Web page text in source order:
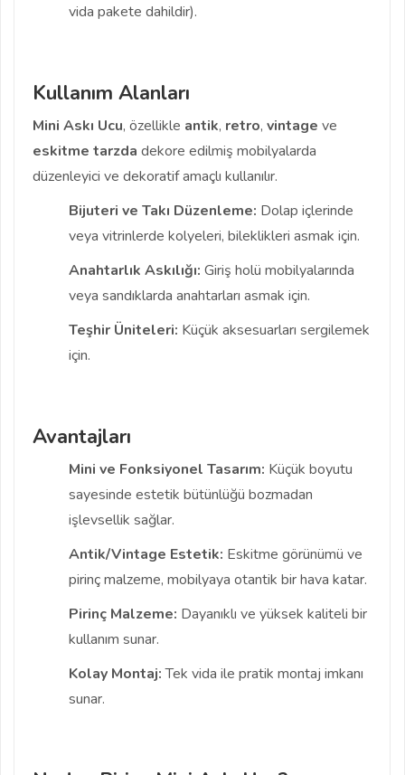
vida pakete dahildir).
Kullanım Alanları
Mini Askı Ucu, özellikle antik, retro, vintage ve
eskitme tarzda dekore edilmiş mobilyalarda
düzenleyici ve dekoratif amaçlı kullanılır.
Bijuteri ve Takı Düzenleme: Dolap içlerinde
veya vitrinlerde kolyeleri, bileklikleri asmak için.
Anahtarlık Askılığı: Giriş holü mobilyalarında
veya sandıklarda anahtarları asmak için.
Teşhir Üniteleri: Küçük aksesuarları sergilemek
için.
Avantajları
Mini ve Fonksiyonel Tasarım: Küçük boyutu
sayesinde estetik bütünlüğü bozmadan
işlevsellik sağlar.
Antik/Vintage Estetik: Eskitme görünümü ve
pirinç malzeme, mobilyaya otantik bir hava katar.
Pirinç Malzeme: Dayanıklı ve yüksek kaliteli bir
kullanım sunar.
Kolay Montaj:Tek vida ile pratik montaj imkanı
sunar.